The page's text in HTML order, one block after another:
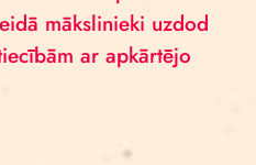
mākslinieki uzdod
ar apkārtējo